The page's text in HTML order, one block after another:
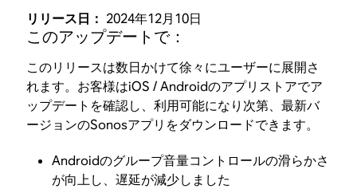
リリース日： 2024年12月10日
このアップデートで：
このリリースは数日かけて徐々にユーザーに展開さ
れます。お客様はiOS / Androidのアプリストアでア
ップデートを確認し、利用可能になり次第、最新バ
ージョンのSonosアプリをダウンロードできます。
Androidのグループ音量コントロールの滑らかさ
が向上し、遅延が減少しました